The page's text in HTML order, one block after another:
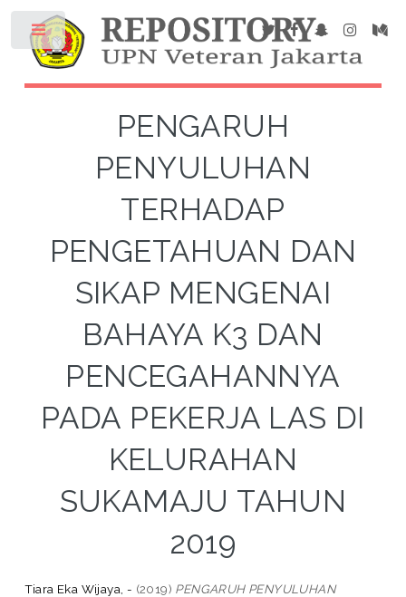
PENGARUH
PENYULUHAN
TERHADAP
PENGETAHUAN DAN
SIKAP MENGENAI
BAHAYA K3 DAN
PENCEGAHANNYA
PADA PEKERJA LAS DI
KELURAHAN
SUKAMAJU TAHUN
2019
Tiara Eka Wijaya, - (2019) PENGARUH PENYULUHAN